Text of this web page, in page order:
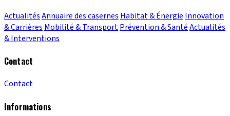
ActualitésAnnuaire des casernes Habitat & Énergie Innovation
& Carrières Mobilité & TransportPrévention & SantéActualités
& Interventions
Contact
Contact
Informations